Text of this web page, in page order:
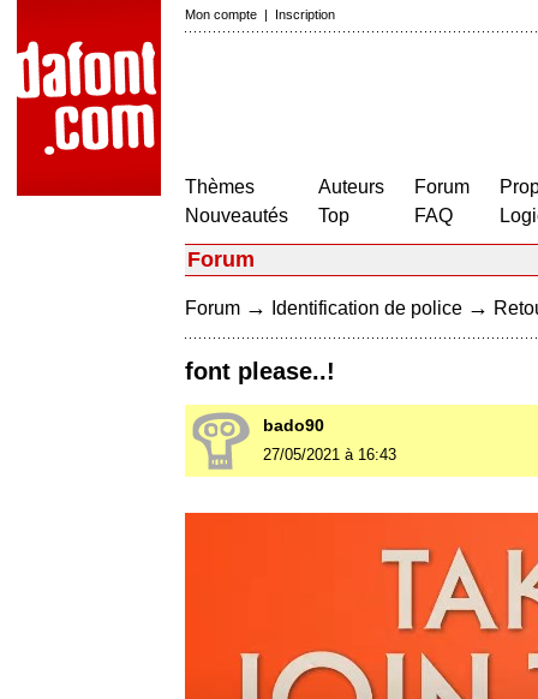
Mon compte | Inscription
Thèmes
Nouveautés
Auteurs
Top
Forum
FAQ
Forum
Forum → Identification de police →
font please..!
bado90
27/05/2021 à 16:43